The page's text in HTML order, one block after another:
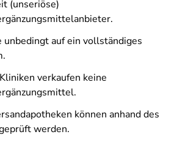
(unseriöse)
unbedingt auf ein vollständiges
verkaufen keine
können anhand des
werden.